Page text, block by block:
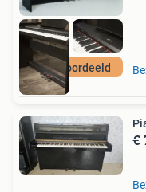
Top beoordeeld
€